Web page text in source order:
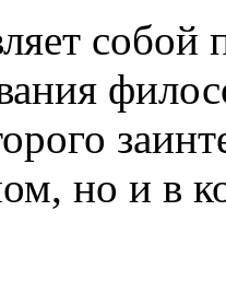
собой
но и в